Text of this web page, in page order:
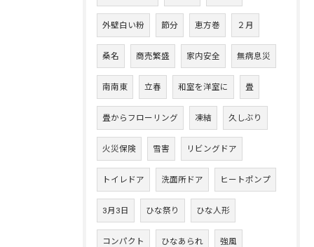
外壁白い粉 節分 恵方巻 ２月
桑名 商売繁盛 家内安全 無病息災
南南東 立春 和室を洋室に 畳
畳からフローリング 凍結 久しぶり
火災保険 雪害 リビングドア
トイレドア 洗面所ドア ヒートポンプ
3月3日 ひな祭り ひな人形
コンパクト ひなあられ 強風